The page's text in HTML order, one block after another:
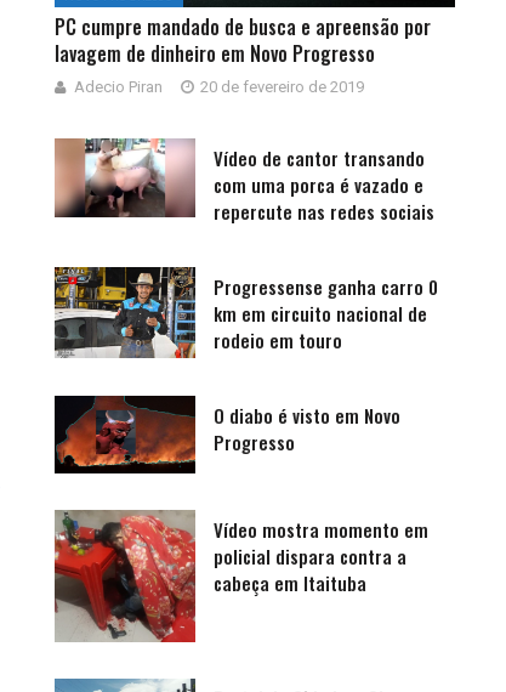
PC cumpre mandado de busca e apreensão por
lavagem de dinheiro em Novo Progresso
Adecio Piran 20 de fevereiro de 2019
Vídeo de cantor transando
com uma porca é vazado e
repercute nas redes sociais
Progressense ganha carro 0
km em circuito nacional de
rodeio em touro
O diabo é visto em Novo
Progresso
Vídeo mostra momento em
policial dispara contra a
cabeça em Itaituba